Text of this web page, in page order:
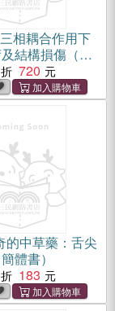
三相耦合作用下
結構損傷（簡
720
的中草藥：舌尖
體書）
183